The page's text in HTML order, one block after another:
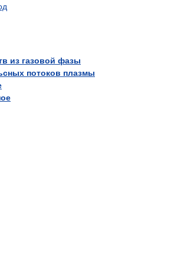
из газовой фазы
потоков плазмы